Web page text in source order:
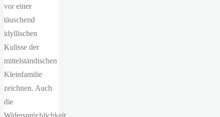
vor einer
täuschend
idyllischen
Kulisse der
mittelständischen
Kleinfamilie
zeichnen. Auch
die
Widersprüchlichkeit